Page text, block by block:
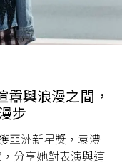
囂與浪漫之間，
步
亞洲新星獎，袁澧
分享她對表演與這